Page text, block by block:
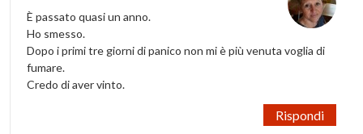
È passato quasi un anno.
Ho smesso.
Dopo i primi tre giorni di panico non mi è più venuta voglia di
fumare.
Credo di aver vinto.
Rispondi